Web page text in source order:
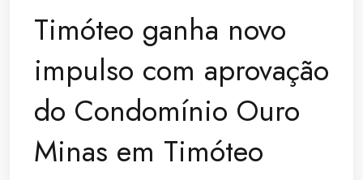
Timóteo ganha novo
impulso com aprovação
do Condomínio Ouro
Minas em Timóteo